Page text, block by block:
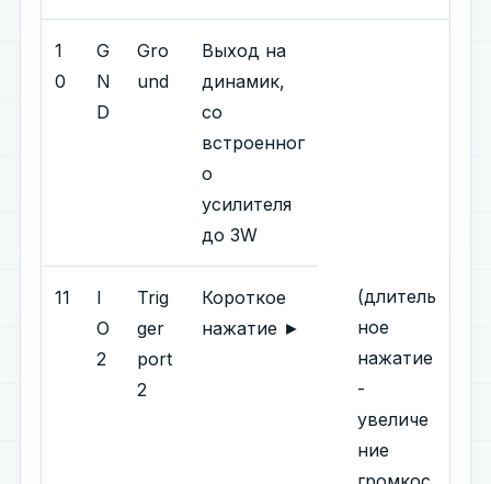
1
0
G
N
D
Gro
und
Выход на
динамик,
со
встроенног
о
усилителя
до 3W
11
I
O
2
Trig
ger
port
2
Короткое
нажатие ►
(длитель
ное
нажатие
-
увеличе
ние